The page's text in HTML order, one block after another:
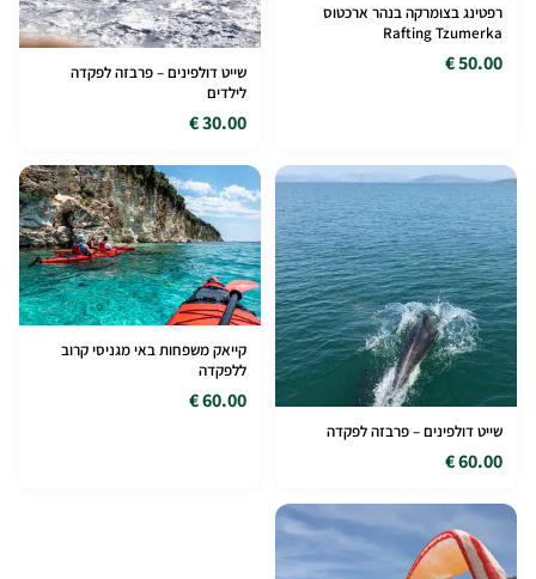
רפטינג בצומרקה בנהר ארכטוס
Rafting Tzumerka
50.00 €
שייט דולפינים – פרבזה לפקדה
לילדים
30.00 €
שייט דולפינים – פרבזה לפקדה
60.00 €
קייאק משפחות באי מגניסי קרוב
ללפקדה
60.00 €